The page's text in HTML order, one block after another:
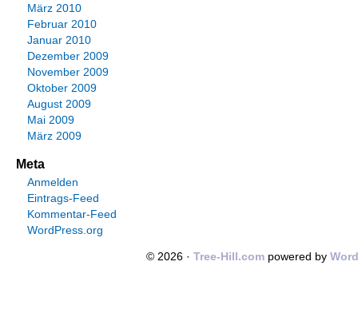
März 2010
Februar 2010
Januar 2010
Dezember 2009
November 2009
Oktober 2009
August 2009
Mai 2009
März 2009
Meta
Anmelden
Eintrags-Feed
Kommentar-Feed
WordPress.org
© 2026 · Tree-Hill.compowered by